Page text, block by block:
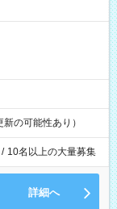
の可能性あり）
/ 10名以上の大量募集
詳細へ